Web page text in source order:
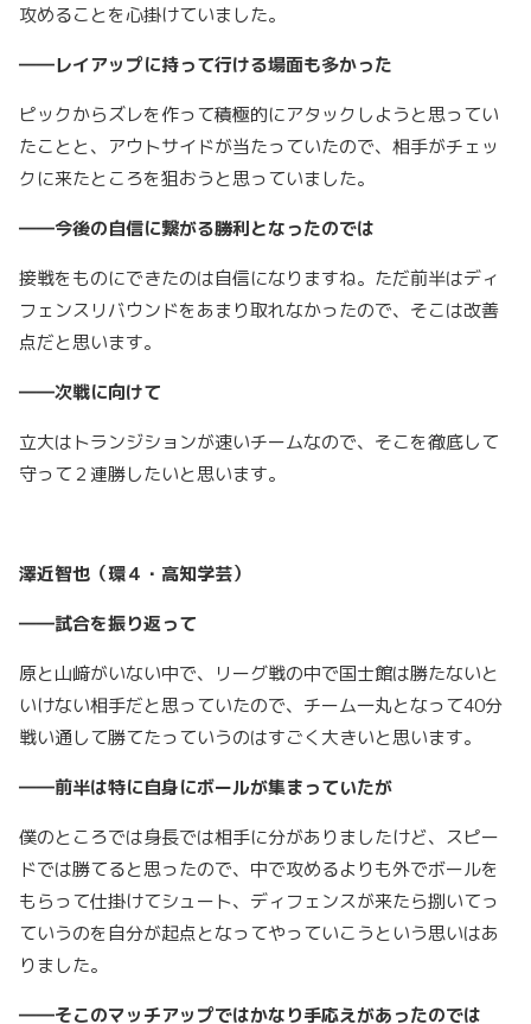
攻めることを心掛けていました。
――レイアップに持って行ける場面も多かった
ピックからズレを作って積極的にアタックしようと思ってい
たことと、アウトサイドが当たっていたので、相手がチェッ
クに来たところを狙おうと思っていました。
――今後の自信に繋がる勝利となったのでは
接戦をものにできたのは自信になりますね。ただ前半はディ
フェンスリバウンドをあまり取れなかったので、そこは改善
点だと思います。
――次戦に向けて
立大はトランジションが速いチームなので、そこを徹底して
守って２連勝したいと思います。
澤近智也（環４・高知学芸）
――試合を振り返って
原と山﨑がいない中で、リーグ戦の中で国士館は勝たないと
いけない相手だと思っていたので、チーム一丸となって40分
戦い通して勝てたっていうのはすごく大きいと思います。
――前半は特に自身にボールが集まっていたが
僕のところでは身長では相手に分がありましたけど、スピー
ドでは勝てると思ったので、中で攻めるよりも外でボールを
もらって仕掛けてシュート、ディフェンスが来たら捌いてっ
ていうのを自分が起点となってやっていこうという思いはあ
りました。
――そこのマッチアップではかなり手応えがあったのでは